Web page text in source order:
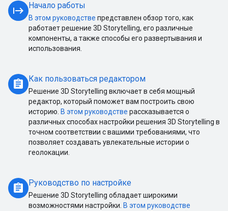
start Начало работы
В этом руководстве представлен обзор того, как
работает решение 3D Storytelling, его различные
компоненты, а также способы его развертывания и
использования.
assignment Как пользоваться редактором
Решение 3D Storytelling включает в себя мощный
редактор, который поможет вам построить свою
историю. В этом руководстве рассказывается о
различных способах настройки решения 3D Storytelling в
точном соответствии с вашими требованиями, что
позволяет создавать увлекательные истории о
геолокации.
assignment Руководство по настройке
Решение 3D Storytelling обладает широкими
возможностями настройки. В этом руководстве